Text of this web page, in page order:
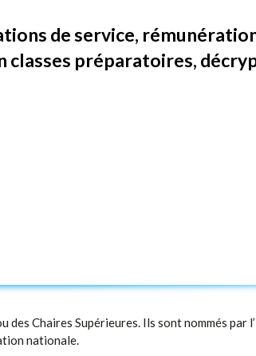
de service,
classes préparatoires,
Chaires Supérieures. Ils sont nommés par
nationale.